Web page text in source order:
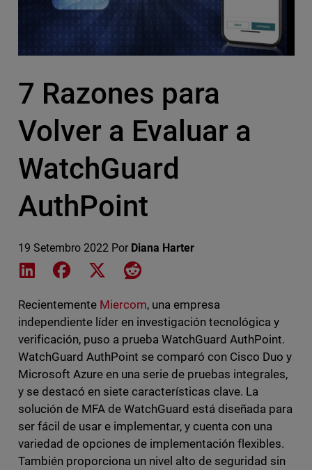
7 Razones para
Volver a Evaluar a
WatchGuard
AuthPoint
19 Setembro 2022 Por Diana Harter
Share on LinkedIn
Share on Facebook
Share on XShare on Reddit
Recientemente Miercom, una empresa
independiente líder en investigación tecnológica y
verificación, puso a prueba WatchGuard AuthPoint.
WatchGuard AuthPoint se comparó con Cisco Duo y
Microsoft Azure en una serie de pruebas integrales,
y se destacó en siete características clave. La
solución de MFA de WatchGuard está diseñada para
ser fácil de usar e implementar, y cuenta con una
variedad de opciones de implementación flexibles.
También proporciona un nivel alto de seguridad sin